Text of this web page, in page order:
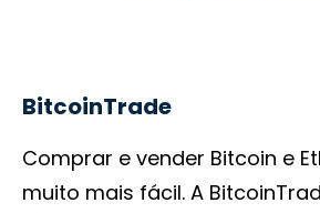
BitcoinTrade
Comprar e vender Bitcoin e
muito mais fácil. A